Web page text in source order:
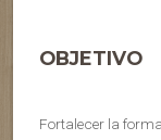
OBJETIVO
Fortalecer la